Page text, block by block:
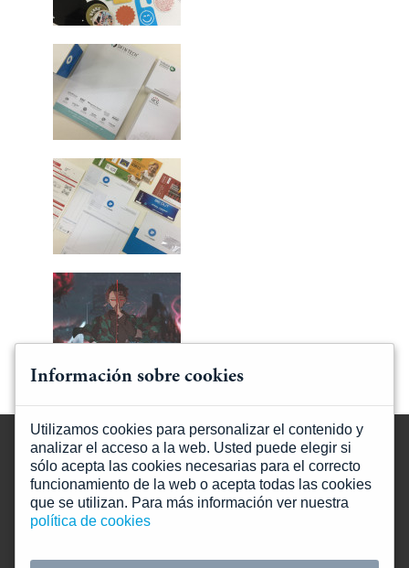
Mapa web
Información sobre cookies
Utilizamos cookies para personalizar el contenido y
analizar el acceso a la web. Usted puede elegir si
sólo acepta las cookies necesarias para el correcto
funcionamiento de la web o acepta todas las cookies
que se utilizan. Para más información ver nuestra
política de cookies